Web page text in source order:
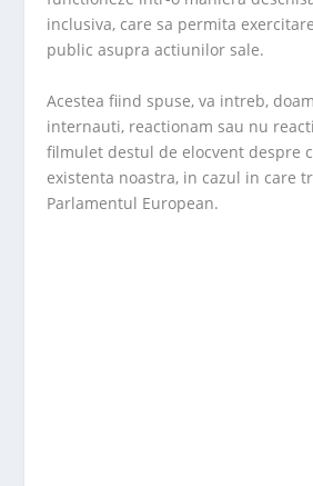
inclusiva, care sa permita
public asupra actiunilor sale.
Acestea fiind spuse, va intreb,
internauti, reactionam sau nu
filmulet destul de elocvent despre
existenta noastra, in cazul in care
Parlamentul European.